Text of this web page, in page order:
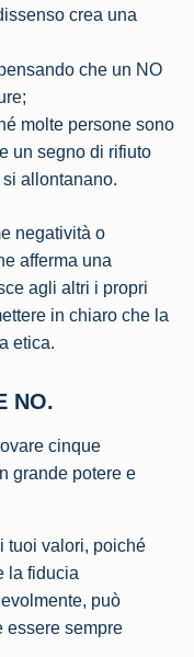
crea una
che un NO
molte persone sono
un segno di rifiuto
allontanano.
negatività o
afferma una
agli altri i propri
in chiaro che la
etica.
NO.
cinque
grande potere e
tuoi valori, poiché
la fiducia
può
essere sempre